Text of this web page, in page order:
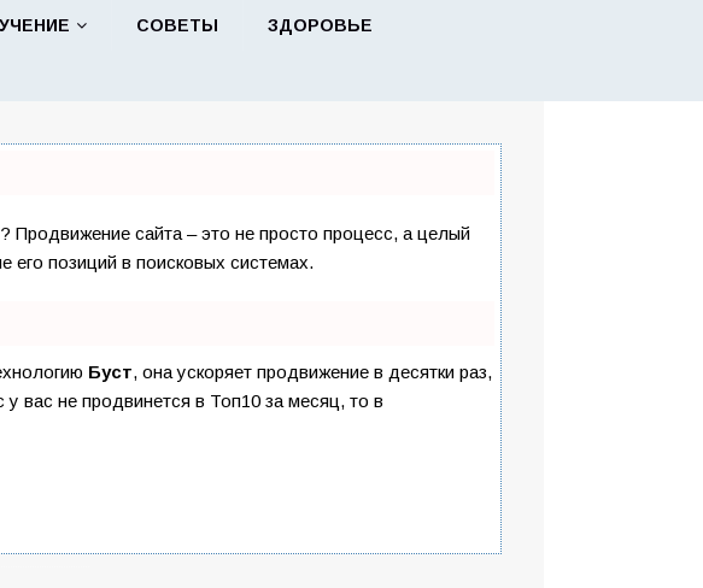
СОВЕТЫ ЗДОРОВЬЕ
Продвижение сайта – это не просто процесс, а целый
его позиций в поисковых системах.
Буст, она ускоряет продвижение в десятки раз,
вас не продвинется в Топ10 за месяц, то в